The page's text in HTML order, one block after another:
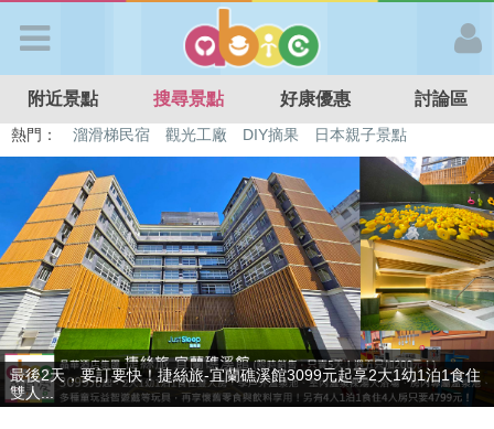
APP登入
首 頁
搜尋景點
好康優惠
最新消息
附近景點 搜尋景點 好康優惠 討論區
熱門： 溜滑梯民宿 觀光工廠 DIY摘果
日本親子景點
特色遊戲場
親子住房優惠 台北親子餐廳 溫泉泡湯SPA
贈九族文化村門票2張(總價值1100元*2)！4099元享日月潭經典大飯
店...